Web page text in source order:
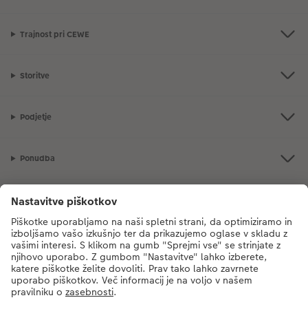
Trajnost pri CEWE
Storitve
Podjetje
Ponudba
CEWE Fotosvet